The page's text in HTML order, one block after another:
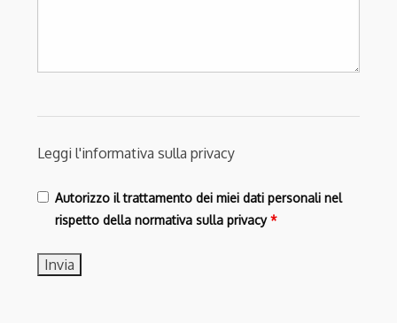
Leggi l'informativa sulla privacy
Autorizzo il trattamento dei miei dati personali nel
rispetto della normativa sulla privacy*